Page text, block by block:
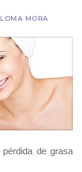
MORA
de grasa